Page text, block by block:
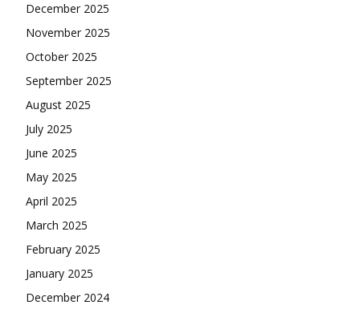
December 2025
November 2025
October 2025
September 2025
August 2025
July 2025
June 2025
May 2025
April 2025
March 2025
February 2025
January 2025
December 2024